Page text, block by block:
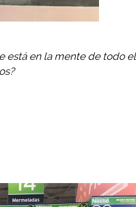
está en la mente de todo el